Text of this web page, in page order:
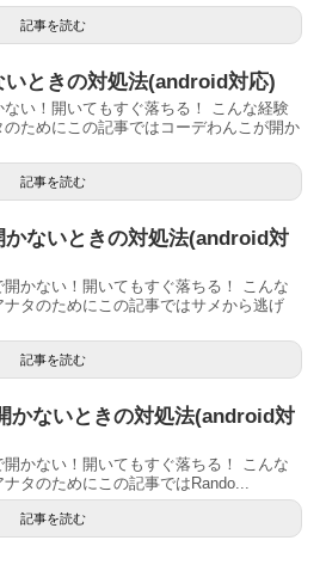
記事を読む
いときの対処法(android対応)
い！開いてもすぐ落ちる！ こんな経験
ためにこの記事ではコーデわんこが開か
記事を読む
ないときの対処法(android対
かない！開いてもすぐ落ちる！ こんな
タのためにこの記事ではサメから逃げ
記事を読む
かないときの対処法(android対
かない！開いてもすぐ落ちる！ こんな
タのためにこの記事ではRando...
記事を読む